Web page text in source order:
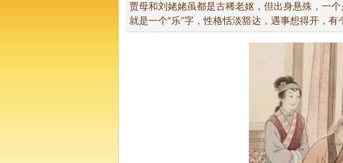
贾母和刘姥姥虽都是古稀老妪，但出身悬殊，一
就是一个“乐”字，性格恬淡豁达，遇事想得开，有